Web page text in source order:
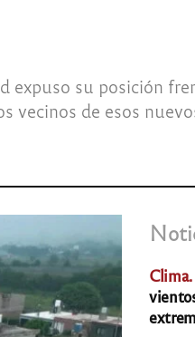
su posición
vecinos de esos
Clima.